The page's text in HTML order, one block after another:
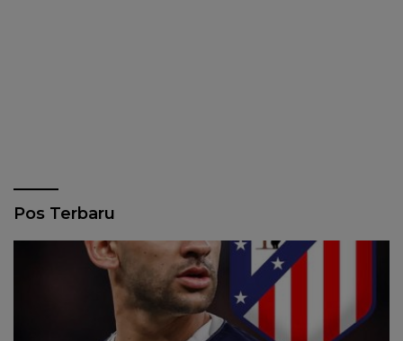
Pos Terbaru